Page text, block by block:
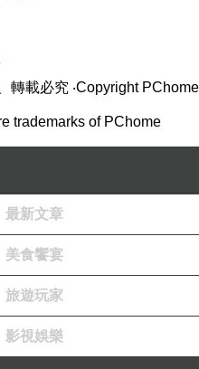
轉載必究 ‧Copyright PChome
trademarks of PChome
最新文章
美食饗宴
旅遊玩家
影視娛樂